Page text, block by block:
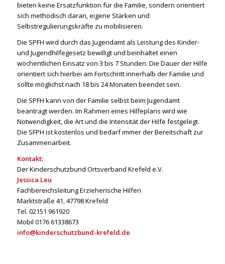
bieten keine Ersatzfunktion für die Familie, sondern orientiert
sich methodisch daran, eigene Stärken und
Selbstregulierungskräfte zu mobilisieren.
Die SPFH wird durch das Jugendamt als Leistung des Kinder-
und Jugendhilfegesetz bewilligt und beinhaltet einen
wöchentlichen Einsatz von 3 bis 7 Stunden. Die Dauer der Hilfe
orientiert sich hierbei am Fortschritt innerhalb der Familie und
sollte möglichst nach 18 bis 24 Monaten beendet sein.
Die SPFH kann von der Familie selbst beim Jugendamt
beantragt werden. Im Rahmen eines Hilfeplans wird wie
Notwendigkeit, die Art und die Intensität der Hilfe festgelegt.
Die SFPH ist kostenlos und bedarf immer der Bereitschaft zur
Zusammenarbeit.
Kontakt:
Der Kinderschutzbund Ortsverband Krefeld e.V.
Jessica Leu
Fachbereichsleitung Erzieherische Hilfen
Marktstraße 41, 47798 Krefeld
Tel. 02151 961920
Mobil 0176 61338673
info@kinderschutzbund-krefeld.de